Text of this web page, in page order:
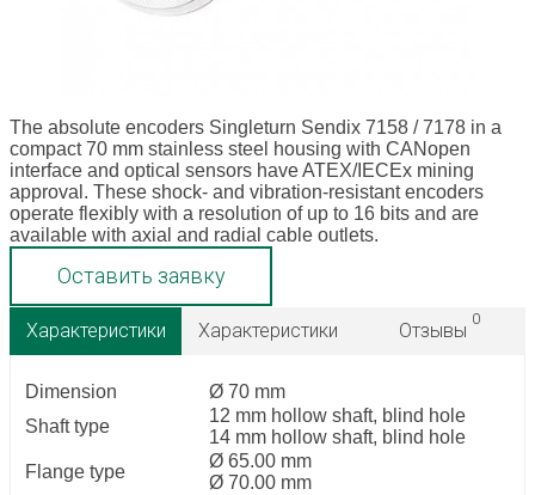
The absolute encoders Singleturn Sendix 7158 / 7178 in a
compact 70 mm stainless steel housing with CANopen
interface and optical sensors have ATEX/IECEx mining
approval. These shock- and vibration-resistant encoders
operate flexibly with a resolution of up to 16 bits and are
available with axial and radial cable outlets.
Оставить заявку
Характеристики Характеристики Отзывы
0
Dimension
Ø 70 mm
Shaft type
12 mm hollow shaft, blind hole
14 mm hollow shaft, blind hole
Flange type
Ø 65.00 mm
Ø 70.00 mm